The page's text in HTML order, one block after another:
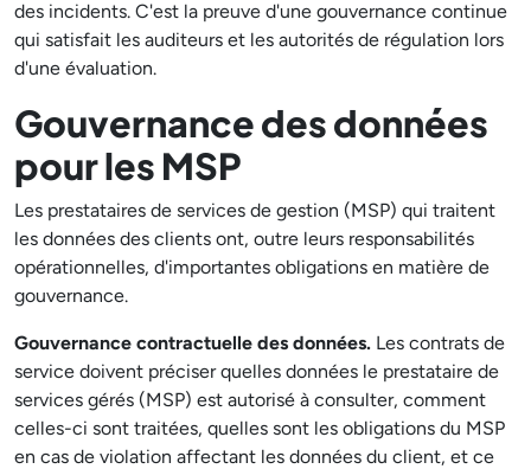
des incidents. C'est la preuve d'une gouvernance continue
qui satisfait les auditeurs et les autorités de régulation lors
d'une évaluation.
Gouvernance des données
pour les MSP
Les prestataires de services de gestion (MSP) qui traitent
les données des clients ont, outre leurs responsabilités
opérationnelles, d'importantes obligations en matière de
gouvernance.
Gouvernance contractuelle des données. Les contrats de
service doivent préciser quelles données le prestataire de
services gérés (MSP) est autorisé à consulter, comment
celles-ci sont traitées, quelles sont les obligations du MSP
en cas de violation affectant les données du client, et ce